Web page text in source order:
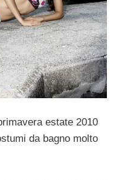
estate 2010
da bagno molto